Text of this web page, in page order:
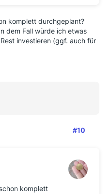
überschaubare Gebühr
72.377 €.
C…
komplett durchgeplant?
dem Fall würde ich etwas
investieren (ggf. auch für
#10
komplett